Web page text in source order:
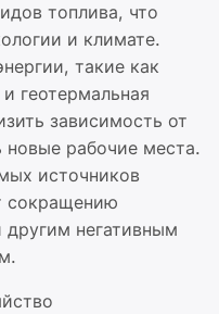
топлива, что
и климате.
такие как
геотермальная
зависимость от
новые рабочие места.
источников
сокращению
другим негативным